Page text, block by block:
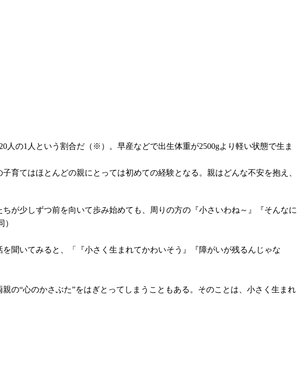
の1人という割合だ（※）。早産などで出生体重が2500gより軽い状態で生ま
育てはほとんどの親にとっては初めての経験となる。親はどんな不安を抱え、
が少しずつ前を向いて歩み始めても、周りの方の『小さいわね～』『そんなに
聞いてみると、「『小さく生まれてかわいそう』『障がいが残るんじゃな
の“心のかさぶた”をはぎとってしまうこともある。そのことは、小さく生まれ